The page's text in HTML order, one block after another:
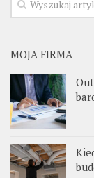
MOJA FIRMA